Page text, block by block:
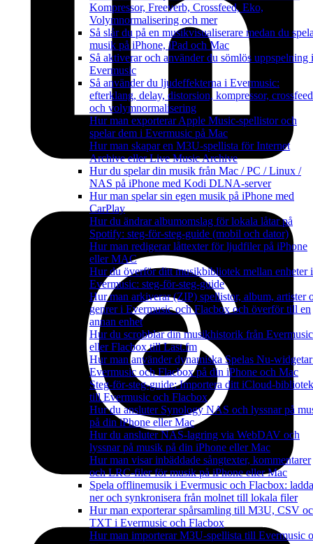
Kompressor, Freeverb, Crossfeed, Eko,
Volymnormalisering och mer
Så slår du på en musikvisualiserare medan du
musik på iPhone, iPad och Mac
Så aktiverar och använder du sömlös uppspelning i
Evermusic
Så använder du ljudeffekterna i Evermusic:
efterklang, delay, distorsion, kompressor, crossfeed
och volymnormalisering
Hur man exporterar Apple Music-spellistor och
spelar dem i Evermusic på Mac
Hur man skapar en M3U-spellista för Internet
Archive eller Live Music Archive
Hur du spelar din musik från Mac / PC / Linux /
NAS på iPhone med Kodi DLNA-server
Hur man spelar sin egen musik på iPhone med
CarPlay
Hur du ändrar albumomslag för lokala låtar på
Spotify: steg-för-steg-guide (mobil och dator)
Hur man redigerar låttexter för ljudfiler på iPhone
eller MAC
Hur du överför ditt musikbibliotek mellan enheter i
Evermusic: steg-för-steg-guide
Hur man arkiverar (ZIP) spellistor, album, artister
genrer i Evermusic och Flacbox och överför till en
annan enhet
Hur du scrobblar din musikhistorik från Evermusic
eller Flacbox till Last.fm
Hur man använder dynamiska Spelas Nu-
Evermusic och Flacbox på din iPhone och Mac
Steg-för-steg-guide: Importera ditt iCloud-bibliotek
till Evermusic och Flacbox
Hur du ansluter Synology NAS och lyssnar på
på din iPhone eller Mac
Hur du ansluter NAS-lagring via WebDAV och
lyssnar på musik på din iPhone eller Mac
Hur man visar inbäddade sångtexter, kommentarer
och LRC-filer för musik på iPhone eller Mac
Spela offlinemusik i Evermusic och Flacbox: ladda
ner och synkronisera från molnet till lokala filer
Hur man exporterar spårsamling till M3U, CSV
TXT i Evermusic och Flacbox
Hur man importerar M3U-spellista till Evermusic